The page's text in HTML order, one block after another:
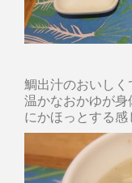
鯛出汁のおいしく
温かなおかゆが
にかほっとする感